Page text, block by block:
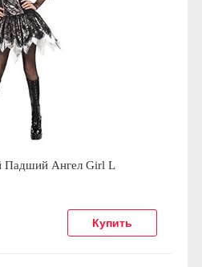
Падший Ангел Girl L